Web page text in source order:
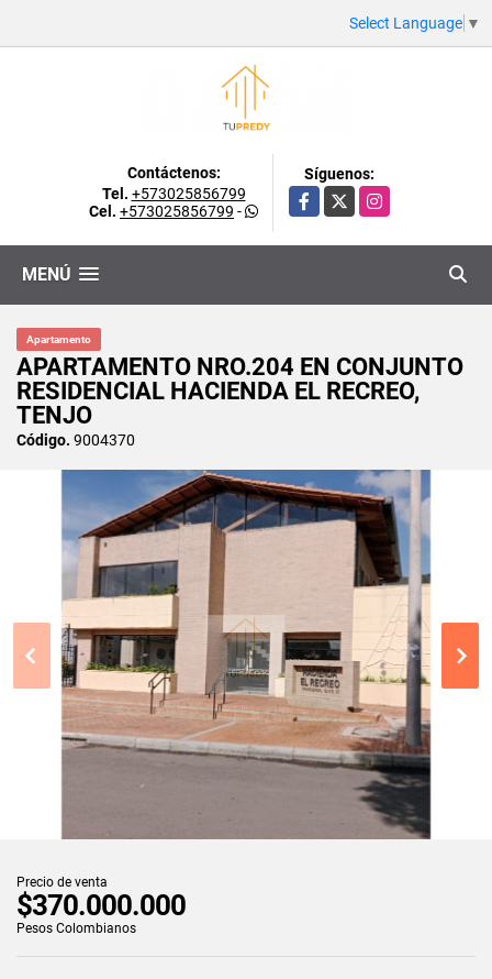
Select Language ▼
Contáctenos:
Tel. +573025856799
Cel. +573025856799 -
Síguenos:
Facebook
X Instagram
MENÚ
Apartamento
APARTAMENTO NRO.204 EN CONJUNTO
RESIDENCIAL HACIENDA EL RECREO,
TENJO
Código. 9004370
Precio de venta
$370.000.000
Pesos Colombianos